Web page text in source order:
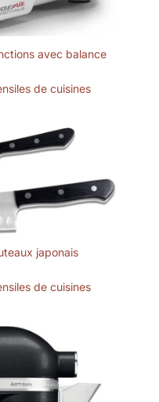
passionnés de
et un
choix pour
Présenté
il convient aussi
de couteaux.
soit pour des
ou
amateurs,
apporte
et qualité dans
cuisine. Idéal
occasions
ou Noël.
avec balance
de cuisines
japonais
de cuisines